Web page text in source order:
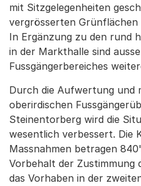
mit Sitzgelegenheiten
vergrösserten
In Ergänzung zu den rund
in der Markthalle sind
Fussgängerbereiches
Durch die Aufwertung und
oberirdischen
Steinentorberg wird die
wesentlich verbessert. Die
Massnahmen betragen
Vorbehalt der Zustimmung
das Vorhaben in der